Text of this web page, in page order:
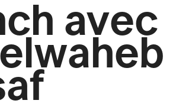
avec